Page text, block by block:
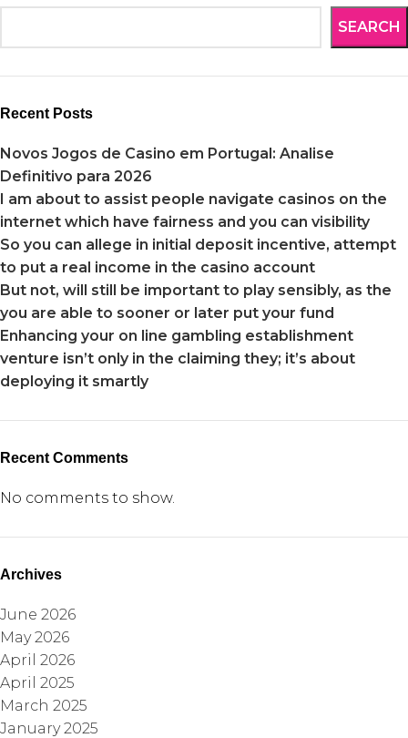
SEARCH
Recent Posts
Novos Jogos de Casino em Portugal: Analise
Definitivo para 2026
I am about to assist people navigate casinos on the
internet which have fairness and you can visibility
So you can allege in initial deposit incentive, attempt
to put a real income in the casino account
But not, will still be important to play sensibly, as the
you are able to sooner or later put your fund
Enhancing your on line gambling establishment
venture isn’t only in the claiming they; it’s about
deploying it smartly
Recent Comments
No comments to show.
Archives
June 2026
May 2026
April 2026
April 2025
March 2025
January 2025